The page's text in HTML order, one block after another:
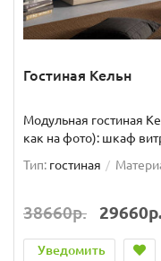
Гостиная Кельн
Модульная гостиная
как на фото): шкаф
Тип: гостиная
38660р. 29660р.
Уведомить